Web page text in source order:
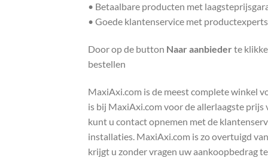
• Betaalbare producten met
• Goede klantenservice met productexperts
Door op de button Naar aanbieder te
bestellen
MaxiAxi.com is de meest complete winkel
is bij MaxiAxi.com voor de allerlaagste prijs
kunt u contact opnemen met de
installaties. MaxiAxi.com is zo overtuigd
krijgt u zonder vragen uw aankoopbedrag